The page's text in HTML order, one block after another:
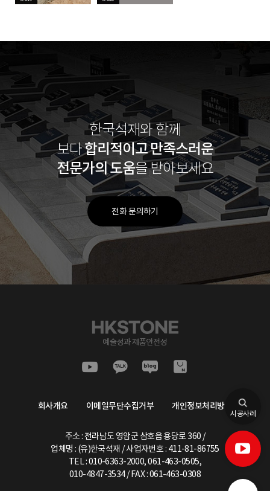
한국석재와 함께
보다합리적이고만족스러운
전문가의 도움을 받아보세요
전화 문의하기
회사개요 이메일무단수집거부 개인정보처리방침
주소 : 전라남도 영암군 삼호읍 용당로 360 /
업체명 : (유)한국석재 / 사업자번호 : 411-81-86755
TEL :010-6363-2000,061-463-0505,
010-4847-3534/ FAX : 061-463-0308
시공사례